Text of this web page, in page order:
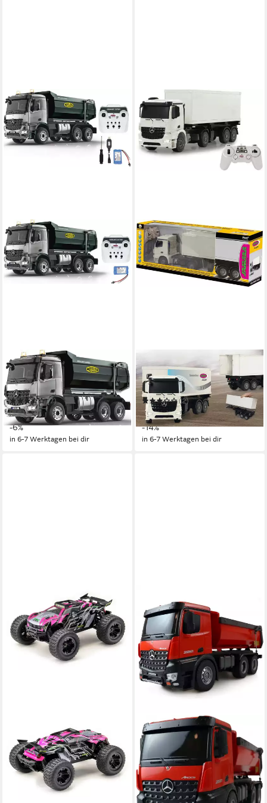
JAMARA
RC-LKW Mercedes-Benz
Arocs Metal Meiller 1:20, 2,4
GHz
(7)
ab 210,66 € UVP224,00 €
-6%
in 6-7 Werktagen bei dir
JAMARA
RC-LKW Mercedes Benz
Arocs
(2)
ab 83,87 € UVP97,99 €
-14%
in 6-7 Werktagen bei dir